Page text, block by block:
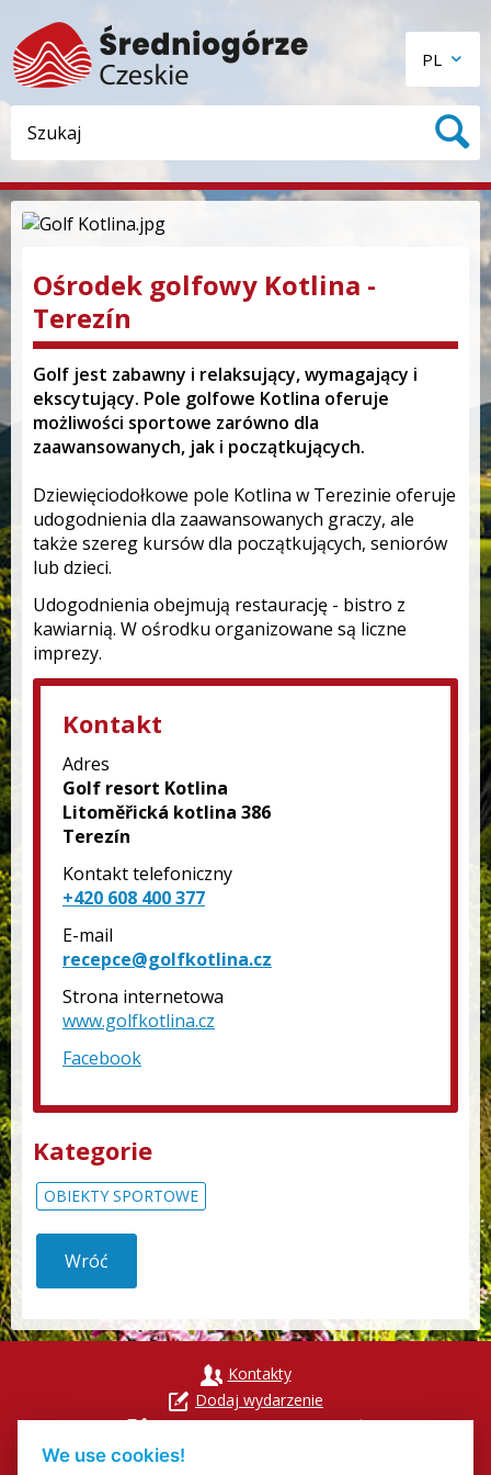
PL
Ośrodek golfowy Kotlina -
Terezín
Golf jest zabawny i relaksujący, wymagający i
ekscytujący. Pole golfowe Kotlina oferuje
możliwości sportowe zarówno dla
zaawansowanych, jak i początkujących.
Dziewięciodołkowe pole Kotlina w Terezinie oferuje
udogodnienia dla zaawansowanych graczy, ale
także szereg kursów dla początkujących, seniorów
lub dzieci.
Udogodnienia obejmują restaurację - bistro z
kawiarnią. W ośrodku organizowane są liczne
imprezy.
Kontakt
Adres
Golf resort Kotlina
Litoměřická kotlina 386
Terezín
Kontakt telefoniczny
+420 608 400 377
E-mail
recepce@golfkotlina.cz
Strona internetowa
www.golfkotlina.cz
Facebook
Kategorie
OBIEKTY SPORTOWE
Wróć
Kontakty
Dodaj wydarzenie
Přihlášení odběru newsletterů
We use cookies!